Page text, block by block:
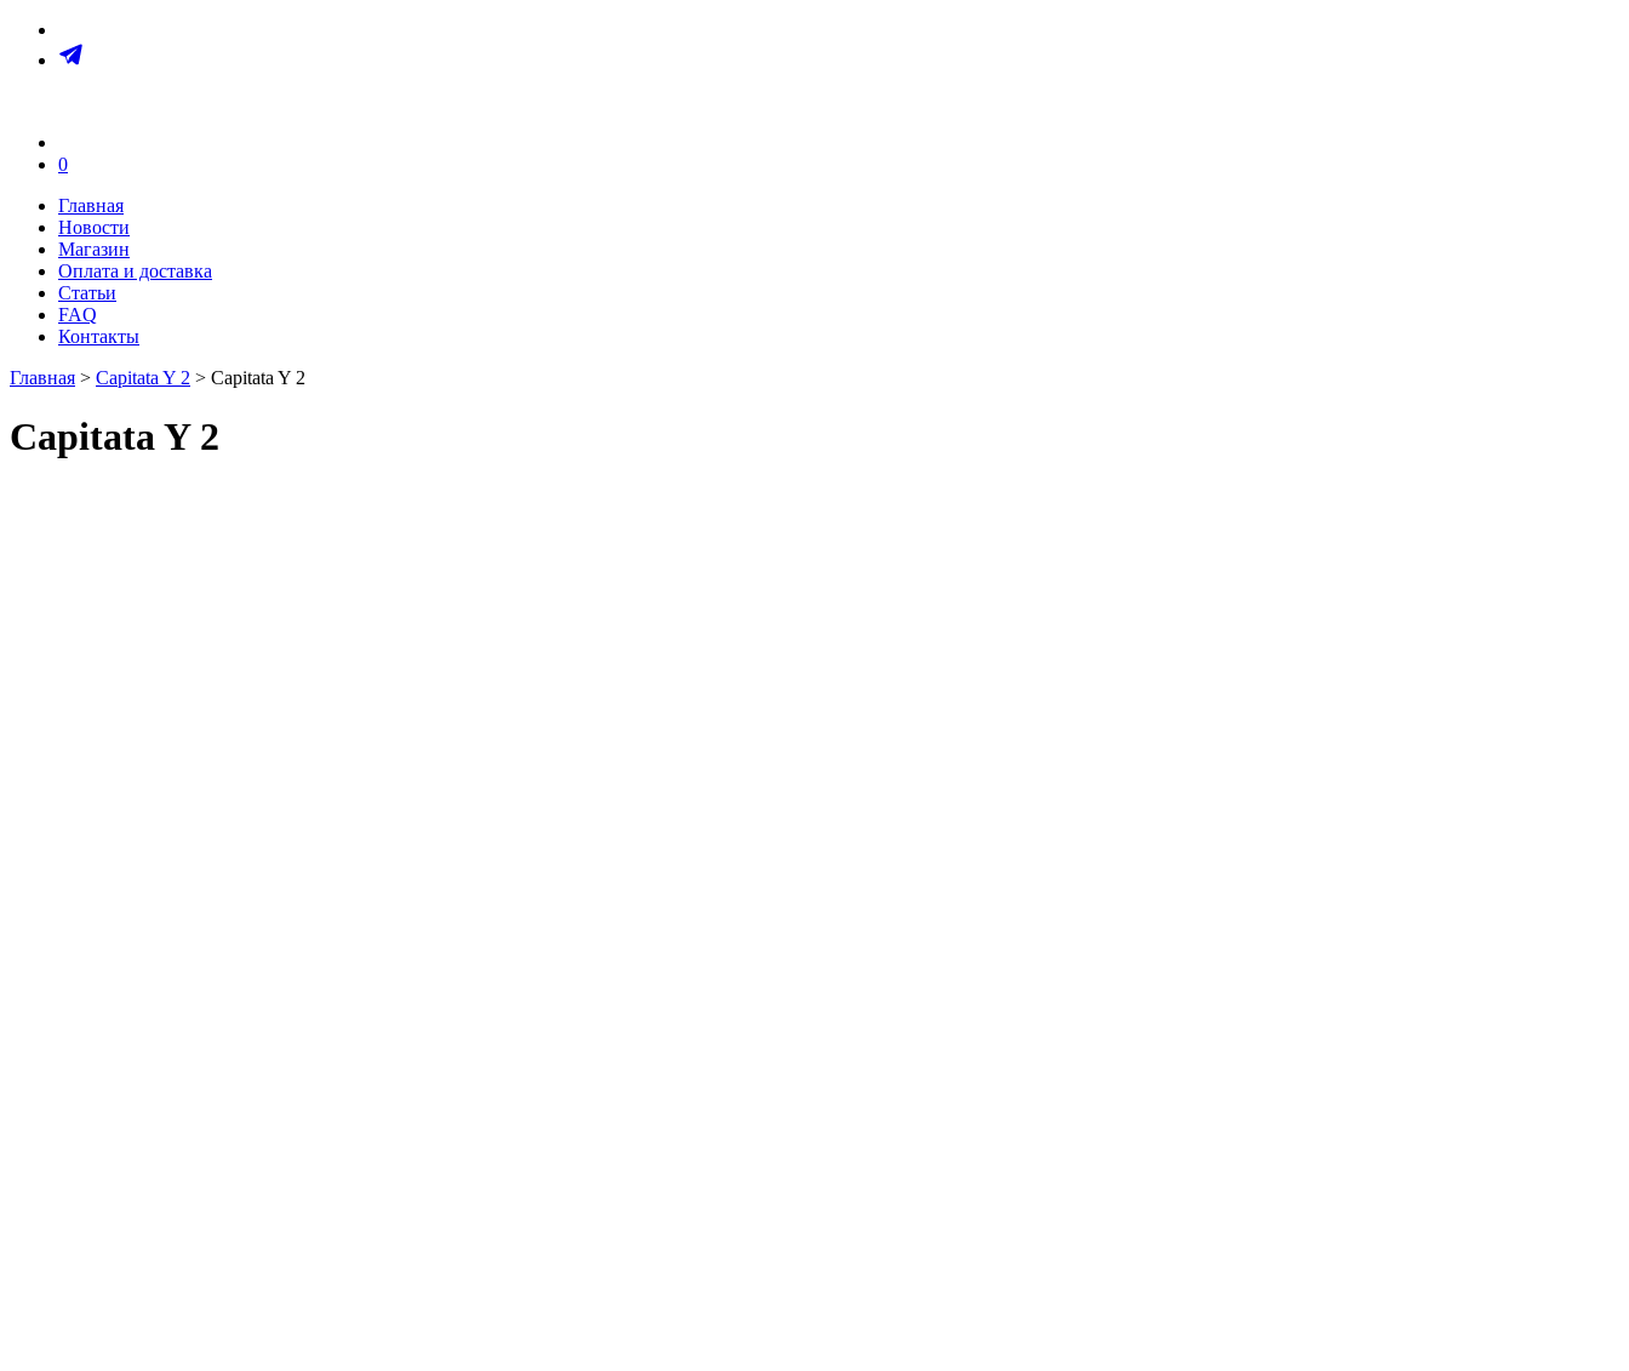
0
Главная
Новости
Магазин
Оплата и доставка
Статьи
FAQ
Контакты
Главная > Capitata Y 2 > Capitata Y 2
Capitata Y 2